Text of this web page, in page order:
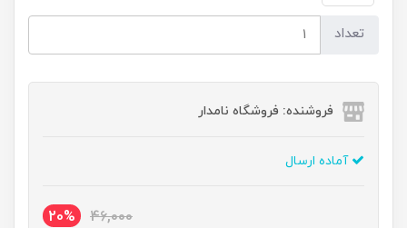
تعداد
فروشنده: فروشگاه نامدار
آماده ارسال
46,000
20%